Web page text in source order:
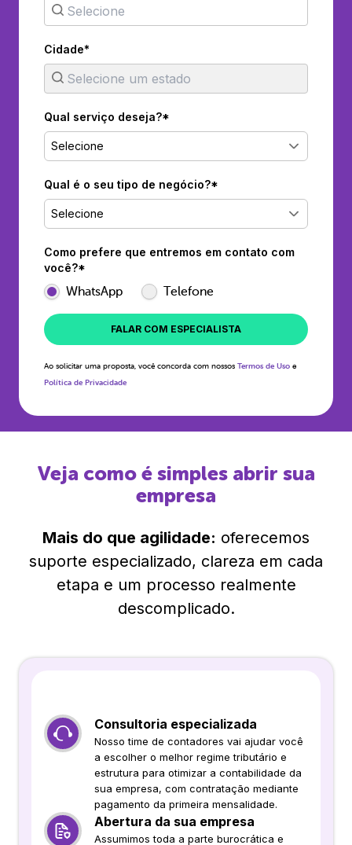
Cidade*
Qual serviço deseja?*
Selecione
Qual é o seu tipo de negócio?*
Selecione
Como prefere que entremos em contato com
você?*
WhatsApp Telefone
FALAR COM ESPECIALISTA
Ao solicitar uma proposta, você concorda com nossos Termos de Uso e
Política de Privacidade
Veja como é simples abrir sua
empresa
Mais do que agilidade: oferecemos
suporte especializado, clareza em cada
etapa e um processo realmente
descomplicado.
Consultoria especializada
Nosso time de contadores vai ajudar você
a escolher o melhor regime tributário e
estrutura para otimizar a contabilidade da
sua empresa, com contratação mediante
pagamento da primeira mensalidade.
Abertura da sua empresa
Assumimos toda a parte burocrática e